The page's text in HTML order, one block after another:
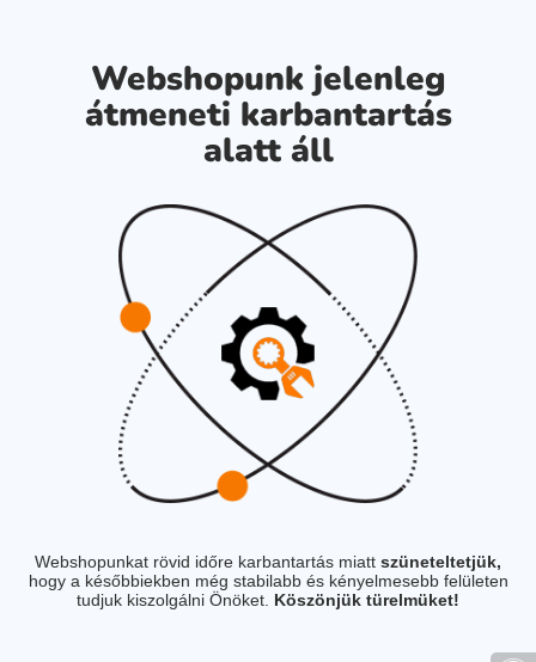
Webshopunk jelenleg
átmeneti karbantartás
alatt áll
Webshopunkat rövid időre karbantartás miatt szüneteltetjük,
hogy a későbbiekben még stabilabb és kényelmesebb felületen
tudjuk kiszolgálni Önöket. Köszönjük türelmüket!